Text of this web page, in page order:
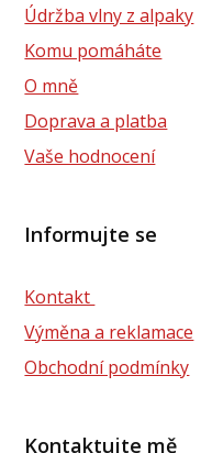
Údržba vlny z alpaky
Komu pomáháte
O mně
Doprava a platba
Vaše hodnocení
Informujte se
Kontakt
Výměna a reklamace
Obchodní podmínky
Kontaktujte mě